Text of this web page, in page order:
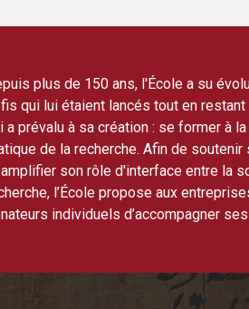
plus de 150 ans, l'École a su
qui lui étaient lancés tout en
a prévalu à sa création : se former à
de la recherche. Afin de
son rôle d'interface entre la
l’École propose aux
individuels d’accompagner